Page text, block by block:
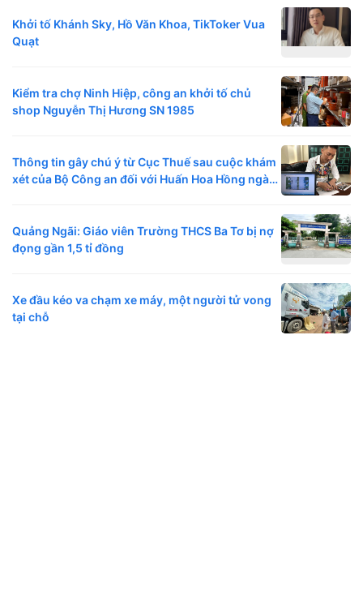
Khởi tố Khánh Sky, Hồ Văn Khoa, TikToker Vua
Quạt
Kiểm tra chợ Ninh Hiệp, công an khởi tố chủ
shop Nguyễn Thị Hương SN 1985
Thông tin gây chú ý từ Cục Thuế sau cuộc khám
xét của Bộ Công an đối với Huấn Hoa Hồng ngày
Quảng Ngãi: Giáo viên Trường THCS Ba Tơ bị nợ
đọng gần 1,5 tỉ đồng
Xe đầu kéo va chạm xe máy, một người tử vong
tại chỗ